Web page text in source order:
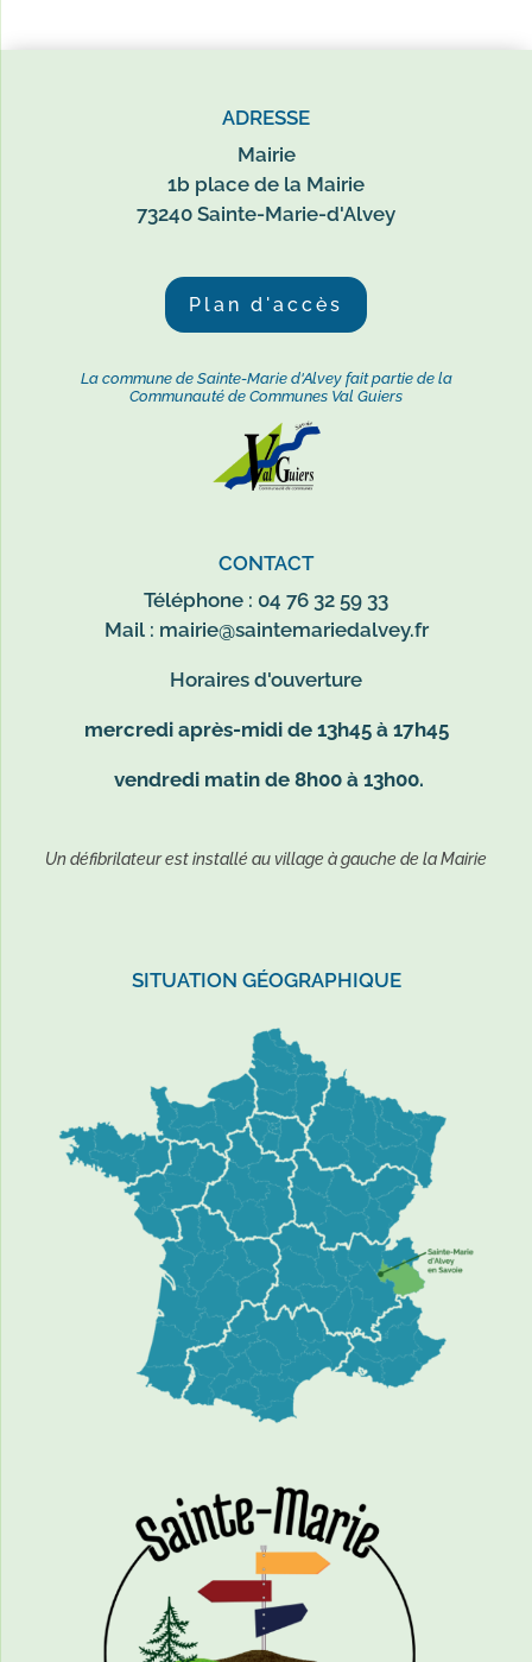
ADRESSE
Mairie
1b place de la Mairie
73240 Sainte-Marie-d'Alvey
Plan d'accès
La commune de Sainte-Marie d'Alvey fait partie de la
Communauté de Communes Val Guiers
CONTACT
Téléphone : 04 76 32 59 33
Mail : mairie@saintemariedalvey.fr
Horaires d'ouverture
mercredi après-midi de 13h45 à 17h45
vendredi matin de 8h00 à 13h00.
Un défibrilateur est installé au village à gauche de la Mairie
SITUATION GÉOGRAPHIQUE